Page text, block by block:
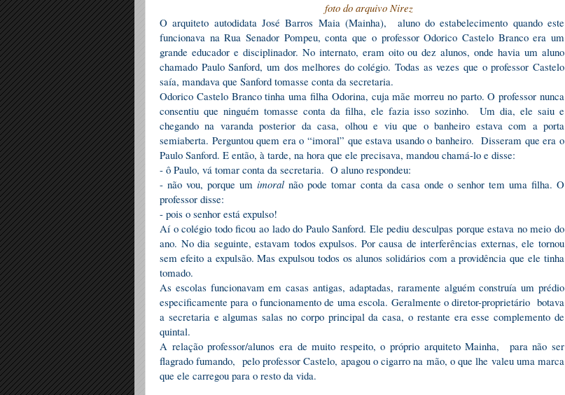
foto do arquivo Nirez
O arquiteto autodidata José Barros Maia (Mainha), aluno do estabelecimento quando este
funcionava na Rua Senador Pompeu, conta que o professor Odorico Castelo Branco era um
grande educador e disciplinador. No internato, eram oito ou dez alunos, onde havia um aluno
chamado Paulo Sanford, um dos melhores do colégio. Todas as vezes que o professor Castelo
saía, mandava que Sanford tomasse conta da secretaria.
Odorico Castelo Branco tinha uma filha Odorina, cuja mãe morreu no parto. O professor nunca
consentiu que ninguém tomasse conta da filha, ele fazia isso sozinho. Um dia, ele saiu e
chegando na varanda posterior da casa, olhou e viu que o banheiro estava com a porta
semiaberta. Perguntou quem era o “imoral” que estava usando o banheiro. Disseram que era o
Paulo Sanford. E então, à tarde, na hora que ele precisava, mandou chamá-lo e disse:
- ô Paulo, vá tomar conta da secretaria. O aluno respondeu:
- não vou, porque umimoralnão pode tomar conta da casa onde o senhor tem uma filha. O
professor disse:
- pois o senhor está expulso!
Aí o colégio todo ficou ao lado do Paulo Sanford. Ele pediu desculpas porque estava no meio do
ano. No dia seguinte, estavam todos expulsos. Por causa de interferências externas, ele tornou
sem efeito a expulsão. Mas expulsou todos os alunos solidários com a providência que ele tinha
tomado.
As escolas funcionavam em casas antigas, adaptadas, raramente alguém construía um prédio
especificamente para o funcionamento de uma escola. Geralmente o diretor-proprietário botava
a secretaria e algumas salas no corpo principal da casa, o restante era esse complemento de
quintal.
A relação professor/alunos era de muito respeito, o próprio arquiteto Mainha, para não ser
flagrado fumando, pelo professor Castelo, apagou o cigarro na mão, o que lhe valeu uma marca
que ele carregou para o resto da vida.